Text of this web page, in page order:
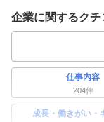
企業に関するクチ
仕事内容
204件
成長・働きがい・